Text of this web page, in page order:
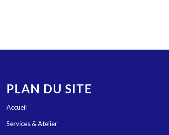
PLAN DU SITE
Accueil
Services & Atelier